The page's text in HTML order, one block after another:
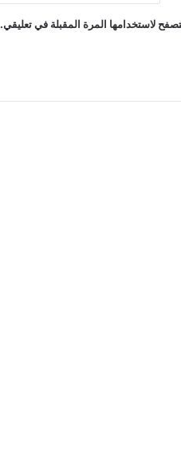
لاستخدامها المرة المقبلة في تعليقي.